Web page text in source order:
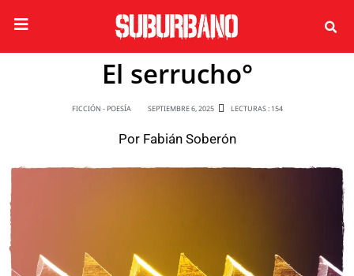
El serrucho°
FICCIÓN - POESÍA SEPTIEMBRE 6, 2025 LECTURAS : 154
Por Fabián Soberón